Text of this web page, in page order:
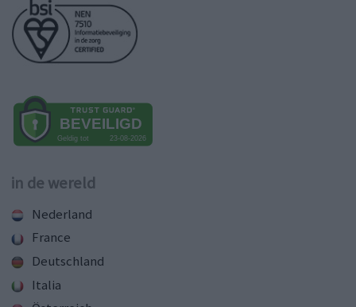
in de wereld
Nederland
France
Deutschland
Italia